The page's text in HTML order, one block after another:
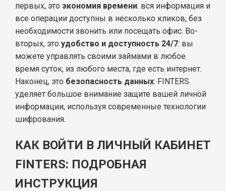
первых, это экономия времени: вся информация и
все операции доступны в несколько кликов, без
необходимости звонить или посещать офис. Во-
вторых, это удобство и доступность 24/7: вы
можете управлять своими займами в любое
время суток, из любого места, где есть интернет.
Наконец, это безопасность данных: FINTERS
уделяет большое внимание защите вашей личной
информации, используя современные технологии
шифрования.
КАК ВОЙТИ В ЛИЧНЫЙ КАБИНЕТ
FINTERS: ПОДРОБНАЯ
ИНСТРУКЦИЯ